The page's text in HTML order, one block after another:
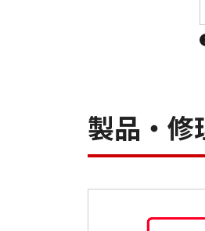
製品・修